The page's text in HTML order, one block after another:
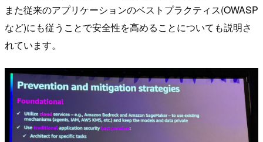
また従来のアプリケーションのベストプラクティス(OWASP
など)にも従うことで安全性を高めることについても説明さ
れています。